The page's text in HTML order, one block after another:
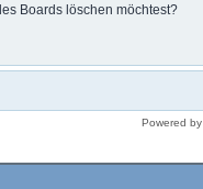
Boards löschen möchtest?
Powered by